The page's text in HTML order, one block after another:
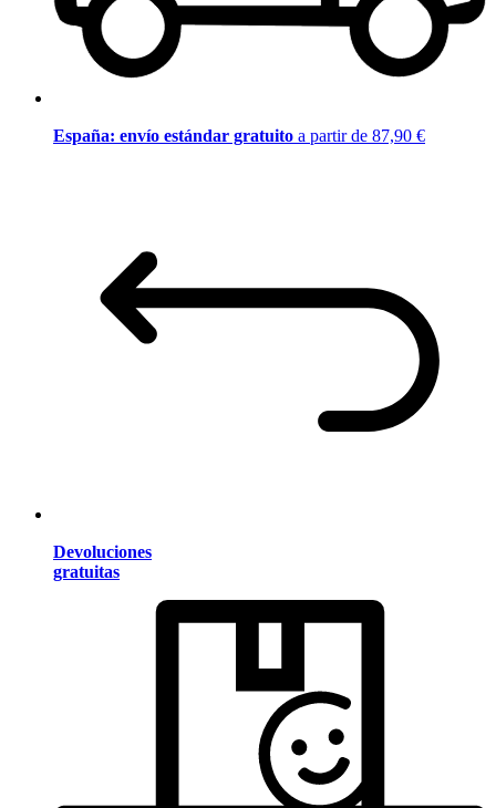
España: envío estándar gratuito a partir de 87,90 €
Devoluciones
gratuitas